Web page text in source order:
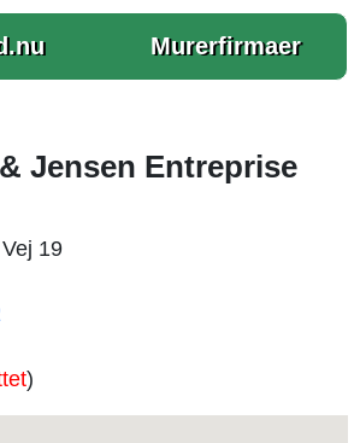
Murerfirmaer
Jensen Entreprise
19
)